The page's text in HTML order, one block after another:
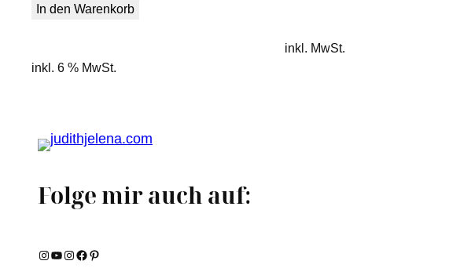
In den Warenkorb
inkl. 6 % MwSt.
inkl. MwSt.
Folge mir auch auf:
Instagram YouTube Instagram Facebook Pinterest